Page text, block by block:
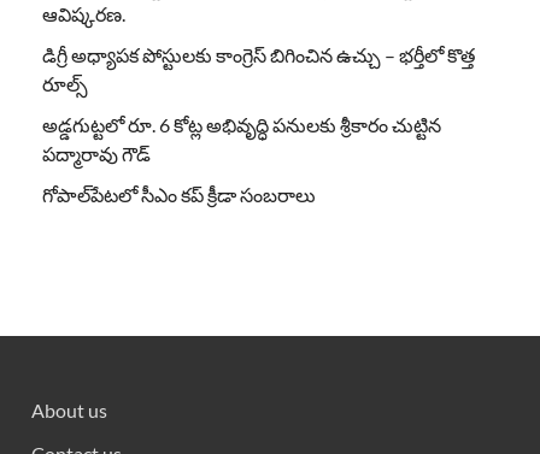
ఆవిష్కరణ.
డిగ్రీ అధ్యాపక పోస్టులకు కాంగ్రెస్ బిగించిన ఉచ్చు – భర్తీలో కొత్త
రూల్స్
అడ్డగుట్టలో రూ. 6 కోట్ల అభివృద్ధి పనులకు శ్రీకారం చుట్టిన
పద్మారావు గౌడ్
గోపాల్‌పేటలో సీఎం కప్ క్రీడా సంబరాలు
About us